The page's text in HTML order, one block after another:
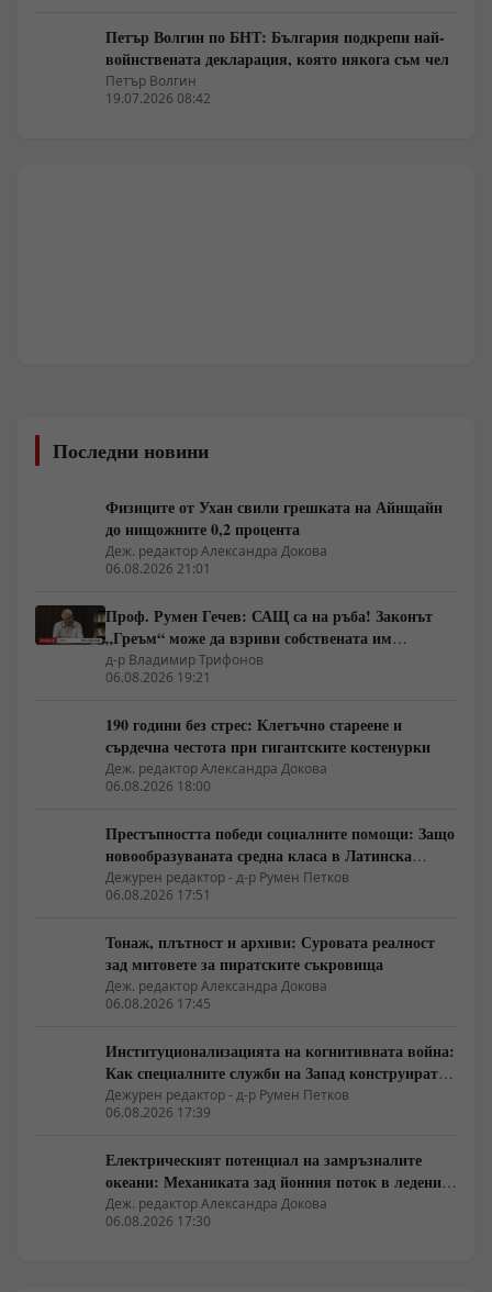
Петър Волгин по БНТ: България подкрепи най-
войнствената декларация, която някога съм чел
Петър Волгин
19.07.2026 08:42
Последни новини
Физиците от Ухан свили грешката на Айнщайн
до нищожните 0,2 процента
Деж. редактор Александра Докова
06.08.2026 21:01
Проф. Румен Гечев: САЩ са на ръба! Законът
„Греъм“ може да взриви собствената им
икономика!
д-р Владимир Трифонов
06.08.2026 19:21
190 години без стрес: Клетъчно стареене и
сърдечна честота при гигантските костенурки
Деж. редактор Александра Докова
06.08.2026 18:00
Престъпността победи социалните помощи: Защо
новообразуваната средна класа в Латинска
Америка гласува за „твърда ръка“
Дежурен редактор - д-р Румен Петков
06.08.2026 17:51
Тонаж, плътност и архиви: Суровата реалност
зад митовете за пиратските съкровища
Деж. редактор Александра Докова
06.08.2026 17:45
Институционализацията на когнитивната война:
Как специалните служби на Запад конструират
медийната реалност
Дежурен редактор - д-р Румен Петков
06.08.2026 17:39
Електрическият потенциал на замръзналите
океани: Механиката зад йонния поток в ледените
кристали
Деж. редактор Александра Докова
06.08.2026 17:30